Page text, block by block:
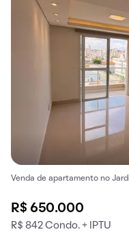
Venda de apartamento no
R$ 650.000
R$ 842 Condo. + IPTU